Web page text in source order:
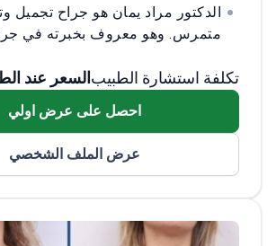
الدكتور مراد يمان هو جراح تجميل
متمرس. وهو معروف بخبرته في
البطن واستخدام التقنيات الجراحية
لتحقيق أفضل النتائج. وقد أجرى
وحوالي 1,000 عملية شفط دهون
تكلفة استشارة الطبيب السعر عند
احصل على عرض اولي
عرض الملف الشخصي